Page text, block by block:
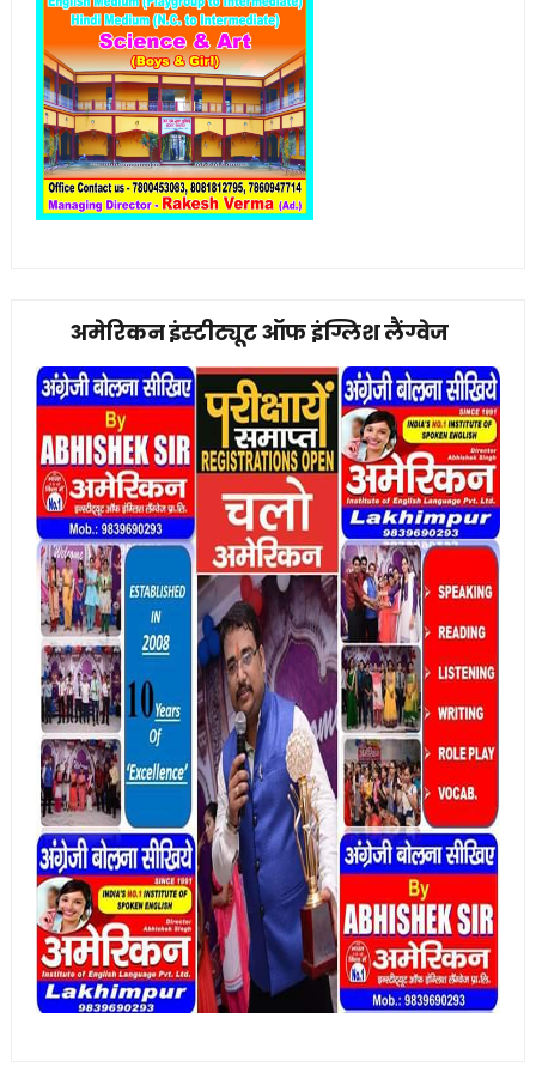
अमेरिकन इंस्टीट्यूट ऑफ इंग्लिश लैंग्वेज